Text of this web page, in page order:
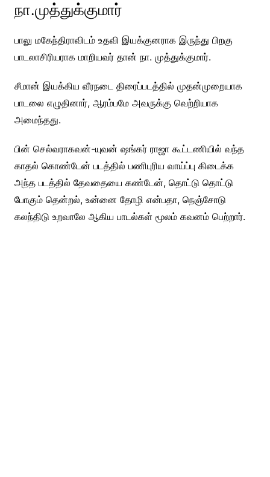
நா.முத்துக்குமார்
பாலு மகேந்திராவிடம் உதவி இயக்குனராக இருந்து பிறகு
பாடலாசிரியராக மாறியவர் தான் நா. முத்துக்குமார்.
சீமான் இயக்கிய வீரநடை திரைப்படத்தில் முதன்முறையாக
பாடலை எழுதினார், ஆரம்பமே அவருக்கு வெற்றியாக
அமைந்தது.
பின் செல்வராகவன்-யுவன் ஷங்கர் ராஜா கூட்டணியில் வந்த
காதல் கொண்டேன் படத்தில் பணிபுரிய வாய்ப்பு கிடைக்க
அந்த படத்தில் தேவதையை கண்டேன், தொட்டு தொட்டு
போகும் தென்றல், உன்னை தோழி என்பதா, நெஞ்சோடு
கலந்திடு உறவாலே ஆகிய பாடல்கள் மூலம் கவனம் பெற்றார்.